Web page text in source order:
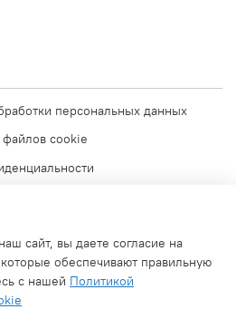
персональных данных
файлов cookie
сайт, вы даете согласие на
обеспечивают правильную
с нашей Политикой